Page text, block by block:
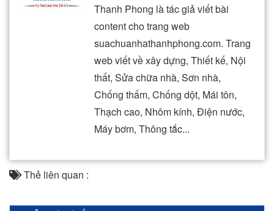
Thanh Phong là tác giả viết bài
content cho trang web
suachuanhathanhphong.com. Trang
web viết về xây dựng, Thiết kế, Nội
thất, Sửa chữa nhà, Sơn nhà,
Chống thấm, Chống dột, Mái tôn,
Thạch cao, Nhôm kính, Điện nước,
Máy bơm, Thông tắc...
Thẻ liên quan :